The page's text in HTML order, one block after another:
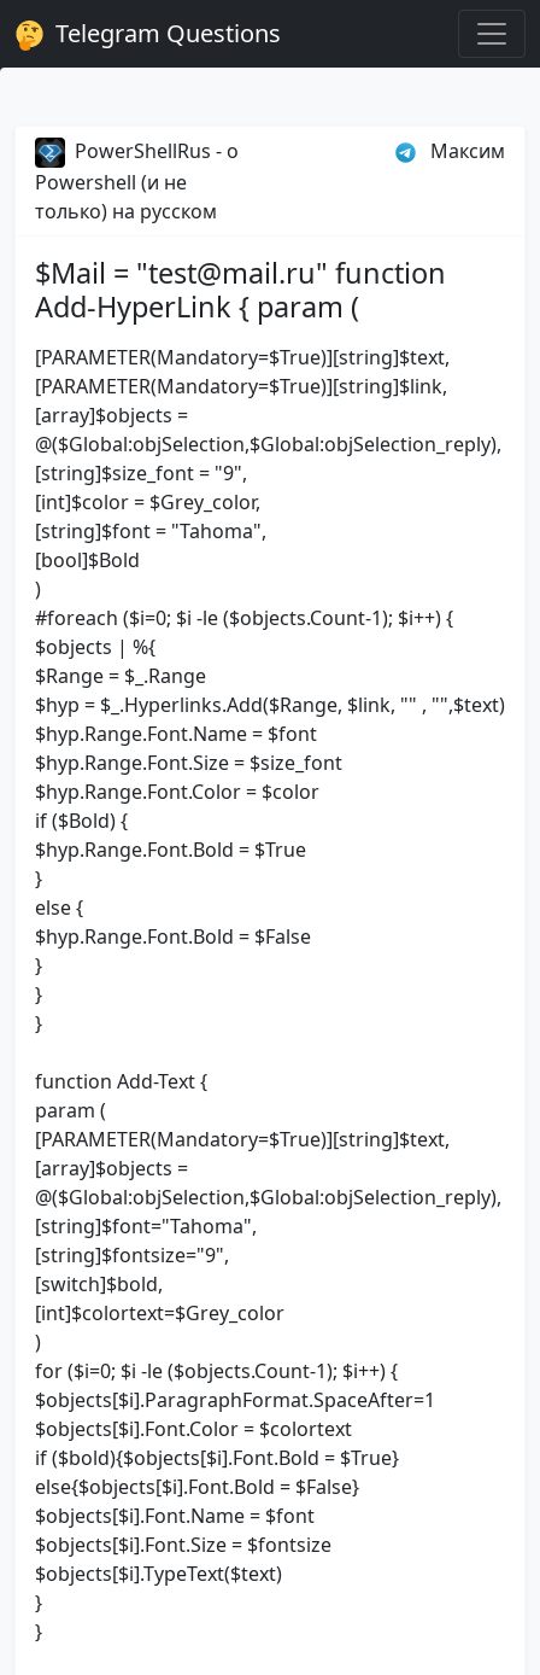
Telegram Questions
PowerShellRus - о
Powershell (и не
только) на русском
Максим
$Mail = "test@mail.ru" function
Add-HyperLink { param (
[PARAMETER(Mandatory=$True)][string]$text,
[PARAMETER(Mandatory=$True)][string]$link,
[array]$objects =
@($Global:objSelection,$Global:objSelection_reply),
[string]$size_font = "9",
[int]$color = $Grey_color,
[string]$font = "Tahoma",
[bool]$Bold
)
#foreach ($i=0; $i -le ($objects.Count-1); $i++) {
$objects | %{
$Range = $_.Range
$hyp = $_.Hyperlinks.Add($Range, $link, "" , "",$text)
$hyp.Range.Font.Name = $font
$hyp.Range.Font.Size = $size_font
$hyp.Range.Font.Color = $color
if ($Bold) {
$hyp.Range.Font.Bold = $True
}
else {
$hyp.Range.Font.Bold = $False
}
}
}
function Add-Text {
param (
[PARAMETER(Mandatory=$True)][string]$text,
[array]$objects =
@($Global:objSelection,$Global:objSelection_reply),
[string]$font="Tahoma",
[string]$fontsize="9",
[switch]$bold,
[int]$colortext=$Grey_color
)
for ($i=0; $i -le ($objects.Count-1); $i++) {
$objects[$i].ParagraphFormat.SpaceAfter=1
$objects[$i].Font.Color = $colortext
if ($bold){$objects[$i].Font.Bold = $True}
else{$objects[$i].Font.Bold = $False}
$objects[$i].Font.Name = $font
$objects[$i].Font.Size = $fontsize
$objects[$i].TypeText($text)
}
}